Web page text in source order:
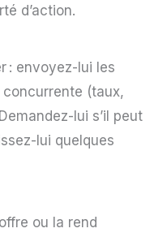
d’action.
: envoyez-lui les
concurrente (taux,
lui s’il peut
lui quelques
ou la rend